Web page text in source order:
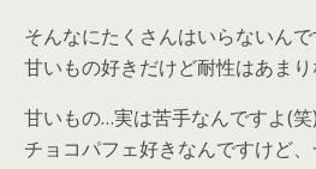
そんなにたくさんはいらないんで
甘いもの好きだけど耐性はあまり
甘いもの…実は苦手なんですよ(笑)
チョコパフェ好きなんですけど